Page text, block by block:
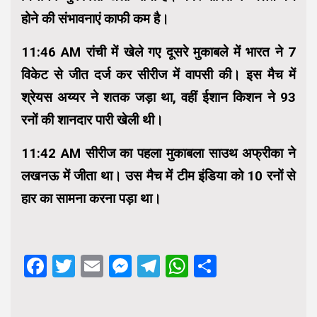
होने की संभावनाएं काफी कम है।
11:46 AM रांची में खेले गए दूसरे मुकाबले में भारत ने 7
विकेट से जीत दर्ज कर सीरीज में वापसी की। इस मैच में
श्रेयस अय्यर ने शतक जड़ा था, वहीं ईशान किशन ने 93
रनों की शानदार पारी खेली थी।
11:42 AM सीरीज का पहला मुकाबला साउथ अफ्रीका ने
लखनऊ में जीता था। उस मैच में टीम इंडिया को 10 रनों से
हार का सामना करना पड़ा था।
Facebook
Twitter
EmailMessenger
Telegram
WhatsApp